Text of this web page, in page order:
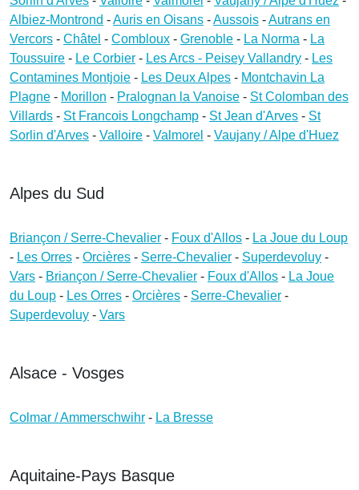
Albiez-Montrond -Auris en Oisans -Aussois -Autrans en
Vercors - Châtel - Combloux - Grenoble - La Norma - La
Toussuire - Le Corbier - Les Arcs - Peisey Vallandry - Les
Contamines Montjoie - Les Deux Alpes - Montchavin La
Plagne - Morillon - Pralognan la Vanoise - St Colomban des
Villards - St Francois Longchamp - St Jean d'Arves - St
Sorlin d'Arves - Valloire - Valmorel - Vaujany / Alpe d'Huez
Alpes du Sud
Briançon / Serre-Chevalier - Foux d'Allos - La Joue du Loup
- Les Orres - Orcières - Serre-Chevalier - Superdevoluy -
Vars - Briançon / Serre-Chevalier - Foux d'Allos - La Joue
du Loup - Les Orres - Orcières - Serre-Chevalier -
Superdevoluy - Vars
Alsace - Vosges
Colmar / Ammerschwihr - La Bresse
Aquitaine-Pays Basque